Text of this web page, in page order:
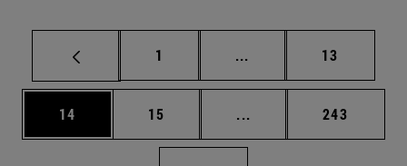
Página
1 ... Páginas intermedias
Página
13
Página
14 Página
15 ... Páginas intermedias
Página
243